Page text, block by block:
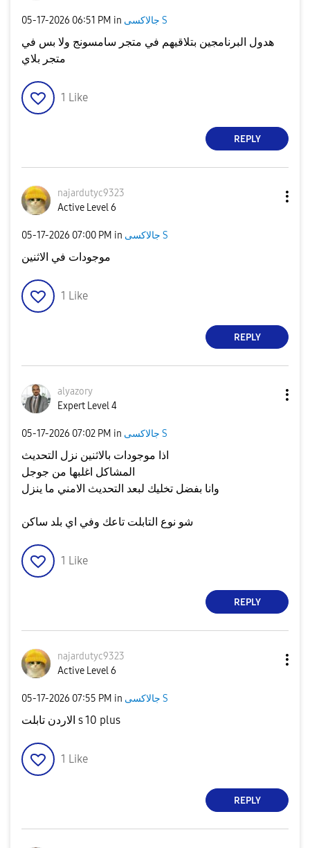
‎05-17-2026 06:51 PM in جالاكسى S
هدول البرنامجين بتلاقيهم في متجر سامسونج ولا بس في
متجر بلاي
1 Like
REPLY
najardutyc9323
Active Level 6
‎05-17-2026 07:00 PM in جالاكسى S
موجودات في الاثنين
1 Like
REPLY
alyazory
Expert Level 4
‎05-17-2026 07:02 PM in جالاكسى S
اذا موجودات بالاثنين نزل التحديث
المشاكل اغلبها من جوجل
وانا بفضل تخليك لبعد التحديث الامني ما ينزل
شو نوع التابلت تاعك وفي اي بلد ساكن
1 Like
REPLY
najardutyc9323
Active Level 6
‎05-17-2026 07:55 PM in جالاكسى S
الاردن تابلت s 10 plus
1 Like
REPLY